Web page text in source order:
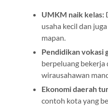
UMKM naik kelas:
usaha kecil dan
mapan.
Pendidikan vokasi
berpeluang bekerja
wirausahawan
Ekonomi daerah
contoh kota yang